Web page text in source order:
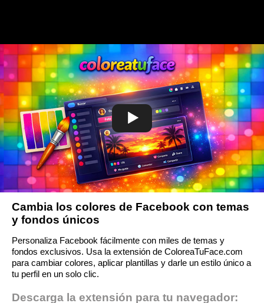
Cambia los colores de Facebook con temas
y fondos únicos
Personaliza Facebook fácilmente con miles de temas y
fondos exclusivos. Usa la extensión de ColoreaTuFace.com
para cambiar colores, aplicar plantillas y darle un estilo único a
tu perfil en un solo clic.
Descarga la extensión para tu navegador: